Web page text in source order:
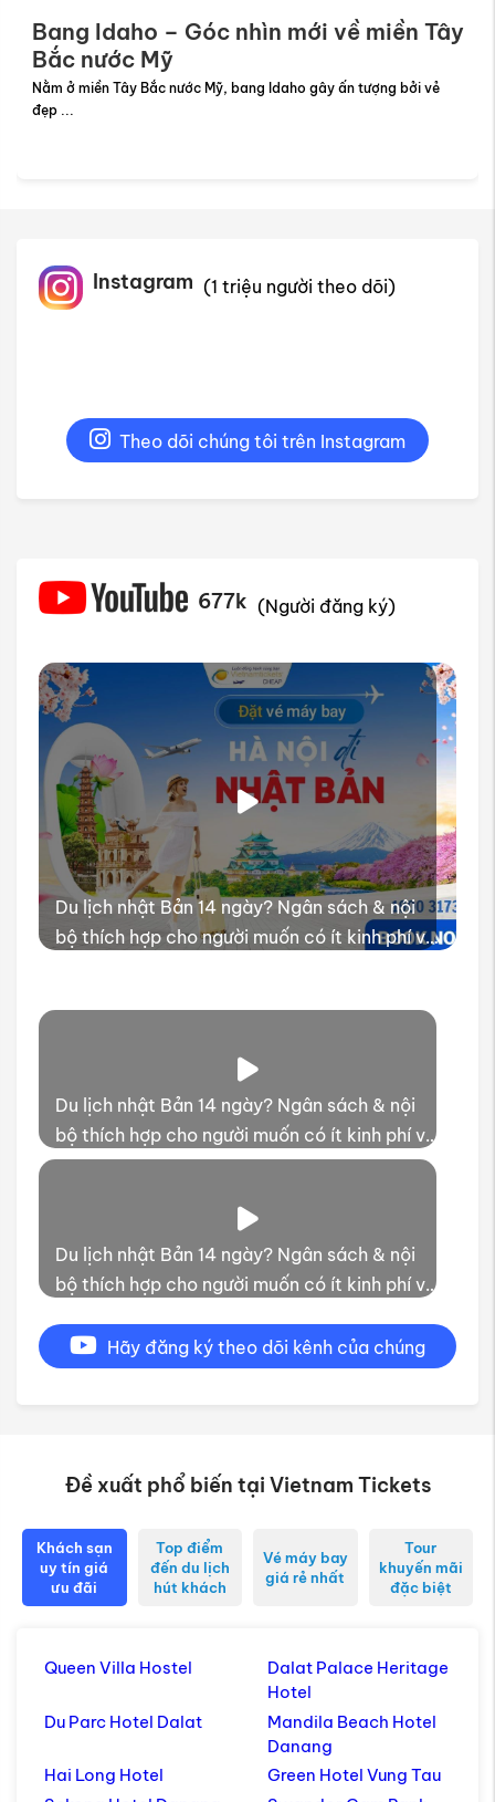
Bang Idaho – Góc nhìn mới về miền Tây
Bắc nước Mỹ
Nằm ở miền Tây Bắc nước Mỹ, bang Idaho gây ấn tượng bởi vẻ
đẹp ...
Instagram (1 triệu người theo dõi)
Theo dõi chúng tôi trên Instagram
677k (Người đăng ký)
Du lịch nhật Bản 14 ngày? Ngân sách & nội
bộ thích hợp cho người muốn có ít kinh phí và
Du lịch nhật Bản 14 ngày? Ngân sách & nội
bộ thích hợp cho người muốn có ít kinh phí và
thời gian trải nghiệm
Du lịch nhật Bản 14 ngày? Ngân sách & nội
bộ thích hợp cho người muốn có ít kinh phí và
Hãy đăng ký theo dõi kênh của chúng
Đề xuất phổ biến tại Vietnam Tickets
Khách sạn
uy tín giá
ưu đãi
Top điểm
đến du lịch
hút khách
Vé máy bay
giá rẻ nhất
Tour
khuyến mãi
đặc biệt
Queen Villa Hostel
Dalat Palace Heritage
Hotel
Du Parc Hotel Dalat
Mandila Beach Hotel
Danang
Hai Long Hotel
Green Hotel Vung Tau